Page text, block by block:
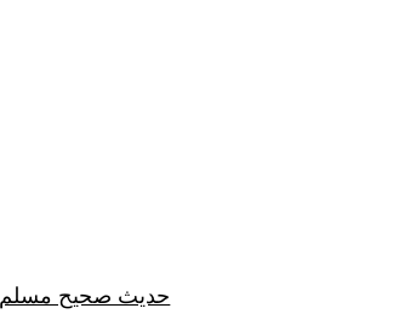
حديث صحيح مسلم